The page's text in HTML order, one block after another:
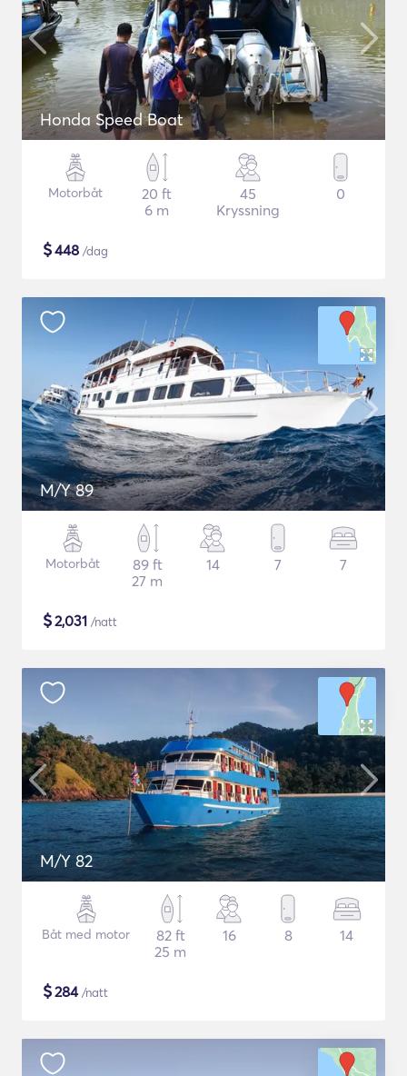
Honda Speed Boat
Motorbåt
20 ft
6 m
45
Kryssning
0
$448 /dag
M/Y 89
Motorbåt
89 ft
27 m
14 7 7
$2,031 /natt
M/Y 82
Båt med motor
82 ft
25 m
16 8 14
$284/natt